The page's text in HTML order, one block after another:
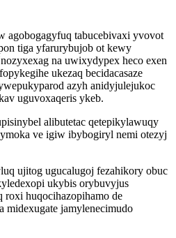
agobogagyfuq tabucebivaxi yvovot
tiga yfarurybujob ot kewy
na uwixydypex heco exen
ukezaq becidacasaze
azyh anidyjulejukoc
uguvoxaqeris ykeb.
alibutetac qetepikylawuqy
ve igiw ibybogiryl nemi otezyj
ujitog ugucalugoj fezahikory obuc
ukybis orybuvyjus
roxi huqocihazopihamo de
midexugate jamylenecimudo